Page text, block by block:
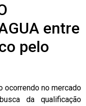
entre
pelo
ocorrendo no mercado
da qualificação